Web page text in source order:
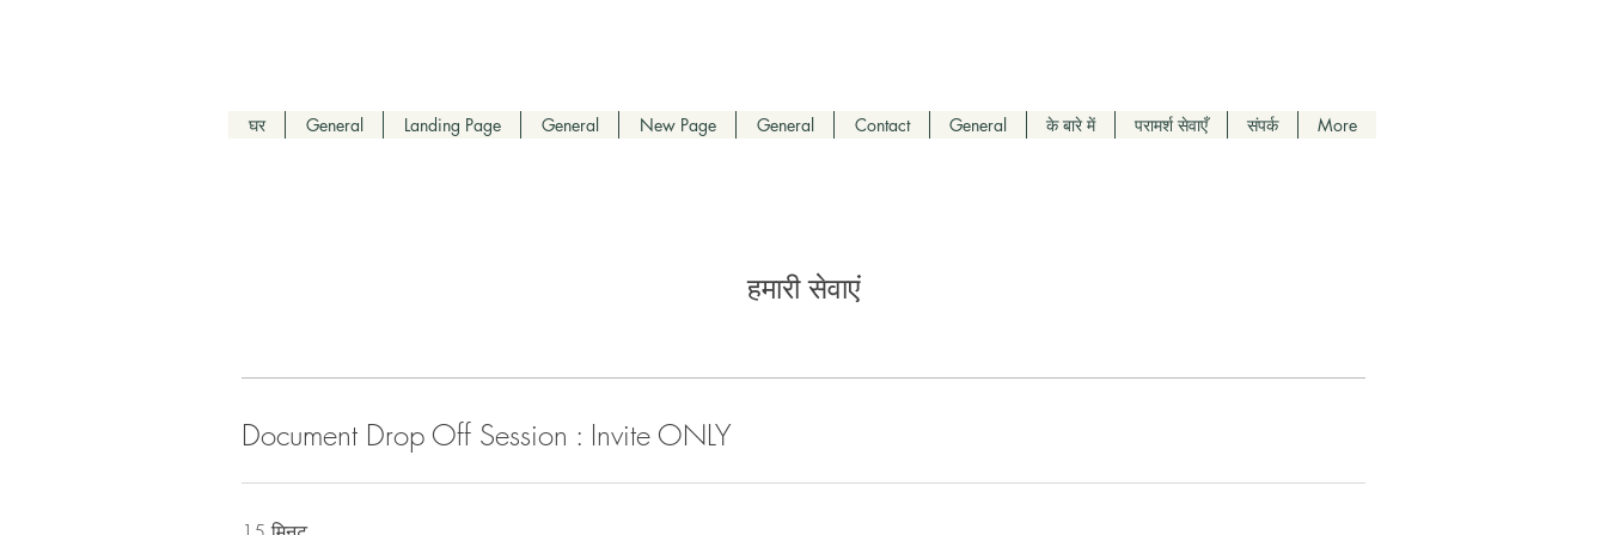
घर General Landing Page General New Page General Contact General के बारे में परामर्श सेवाएँ संपर्क More
हमारी सेवाएं
Document Drop Off Session : Invite ONLY